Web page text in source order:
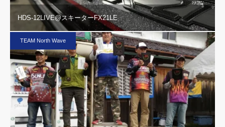
HDS-12LIVE@スキーターFX21LE
TEAM North Wave